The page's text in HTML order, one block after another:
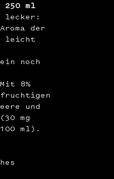
250 ml
lecker:
der
leicht
noch
8%
und
mg
ml).